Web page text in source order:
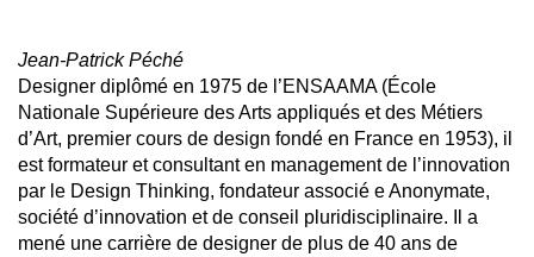
Jean-Patrick Péché
Designer diplômé en 1975 de l’ENSAAMA (École
Nationale Supérieure des Arts appliqués et des Métiers
d’Art, premier cours de design fondé en France en 1953), il
est formateur et consultant en management de l’innovation
par le Design Thinking, fondateur associé e Anonymate,
société d’innovation et de conseil pluridisciplinaire. Il a
mené une carrière de designer de plus de 40 ans de